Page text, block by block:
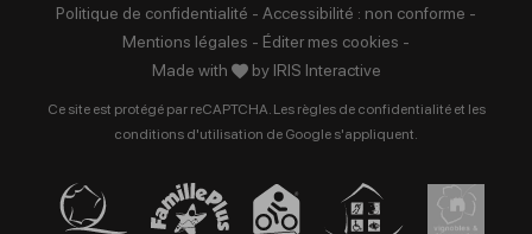
Politique de confidentialité - Accessibilité : non conforme -
Mentions légales - Éditer mes cookies -
Made with
by IRIS Interactive
Ce site est protégé par reCAPTCHA. Les règles de confidentialitéet les
conditions d'utilisation de Google s'appliquent.